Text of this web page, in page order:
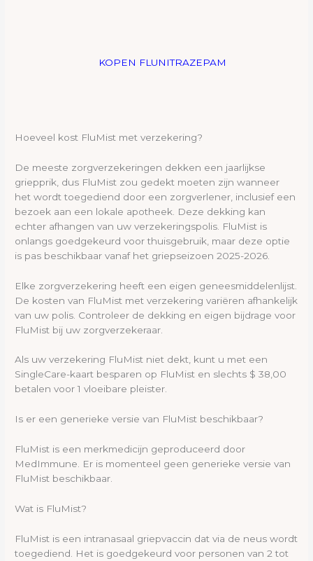
KOPEN FLUNITRAZEPAM
Hoeveel kost FluMist met verzekering?
De meeste zorgverzekeringen dekken een jaarlijkse
griepprik, dus FluMist zou gedekt moeten zijn wanneer
het wordt toegediend door een zorgverlener, inclusief een
bezoek aan een lokale apotheek. Deze dekking kan
echter afhangen van uw verzekeringspolis. FluMist is
onlangs goedgekeurd voor thuisgebruik, maar deze optie
is pas beschikbaar vanaf het griepseizoen 2025-2026.
Elke zorgverzekering heeft een eigen geneesmiddelenlijst.
De kosten van FluMist met verzekering variëren afhankelijk
van uw polis. Controleer de dekking en eigen bijdrage voor
FluMist bij uw zorgverzekeraar.
Als uw verzekering FluMist niet dekt, kunt u met een
SingleCare-kaart besparen op FluMist en slechts $ 38,00
betalen voor 1 vloeibare pleister.
Is er een generieke versie van FluMist beschikbaar?
FluMist is een merkmedicijn geproduceerd door
MedImmune. Er is momenteel geen generieke versie van
FluMist beschikbaar.
Wat is FluMist?
FluMist is een intranasaal griepvaccin dat via de neus wordt
toegediend. Het is goedgekeurd voor personen van 2 tot